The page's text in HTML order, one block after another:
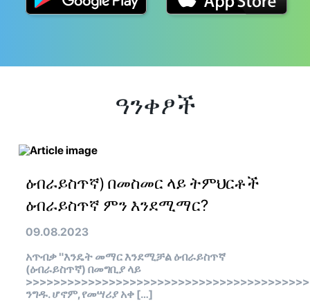
ዓንቀፆች
ዕብራይስጥኛ) በመስመር ላይ ትምህርቶች
ዕብራይስጥኛ ምን እንደሚማር?
09.08.2023
አጥብቃ "እንዴት መማር እንደሚቻል ዕብራይስጥኛ
(ዕብራይስጥኛ) በመግቢያ ላይ
ንግዱ. ሆኖም, የመሣሪያ አቀ […]